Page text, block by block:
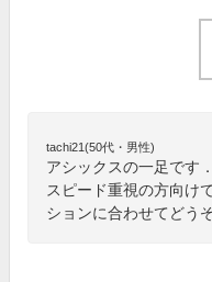
tachi21(50代・男性)
アシックスの一足です
スピード重視の方向け
ションに合わせてどう